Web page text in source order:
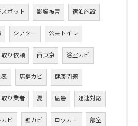
ポット 影響被害 宿泊施設
シアター 公共トイレ
取り依頼 西東京 浴室カビ
店舗カビ 健康問題
り業者 夏 猛暑 迅速対応
ビ 壁カビ ロッカー 部室